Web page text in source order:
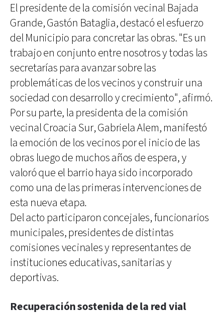
El presidente de la comisión vecinal Bajada
Grande, Gastón Bataglia, destacó el esfuerzo
del Municipio para concretar las obras. "Es un
trabajo en conjunto entre nosotros y todas las
secretarías para avanzar sobre las
problemáticas de los vecinos y construir una
sociedad con desarrollo y crecimiento", afirmó.
Por su parte, la presidenta de la comisión
vecinal Croacia Sur, Gabriela Alem, manifestó
la emoción de los vecinos por el inicio de las
obras luego de muchos años de espera, y
valoró que el barrio haya sido incorporado
como una de las primeras intervenciones de
esta nueva etapa.
Del acto participaron concejales, funcionarios
municipales, presidentes de distintas
comisiones vecinales y representantes de
instituciones educativas, sanitarias y
deportivas.
Recuperación sostenida de la red vial